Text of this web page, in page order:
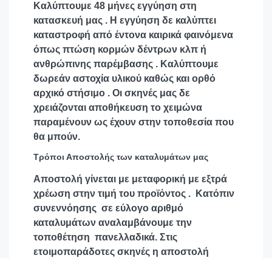
Καλύπτουμε 48 μήνες εγγύηση στη
κατασκευή μας . Η εγγύηση δε καλύπτει
καταστροφή από έντονα καιρικά φαινόμενα
όπως πτώση κορμών δέντρων κλπ ή
ανθρώπινης παρέμβασης . Καλύπτουμε
δωρεάν αστοχία υλικού καθώς και ορθό
αρχικό στήσιμο . Οι σκηνές μας δε
χρειάζονται αποθήκευση το χειμώνα
παραμένουν ως έχουν στην τοποθεσία που
θα μπούν.
Τρόποι Αποστολής των καταλυμάτων μας
Αποστολή γίνεται με μεταφορική με εξτρά
χρέωση στην τιμή του προϊόντος . Κατόπιν
συνεννόησης σε εύλογο αριθμό
καταλυμάτων αναλαμβάνουμε την
τοποθέτηση πανελλαδικά. Στις
ετοιμοπαράδοτες σκηνές η αποστολή